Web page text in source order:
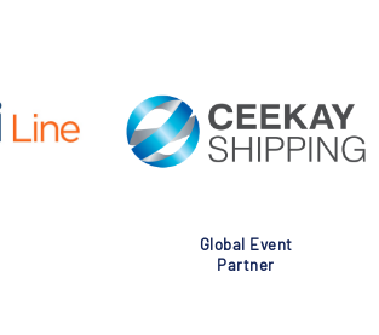
Global Event
Partner